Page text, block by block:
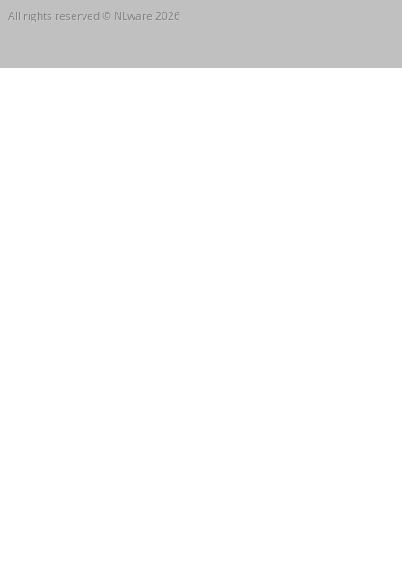
All rights reserved © NLware 2026